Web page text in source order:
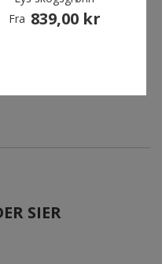
Helly Hansen Lifa
langermet half zip
Fra 839,00 kr
SIER